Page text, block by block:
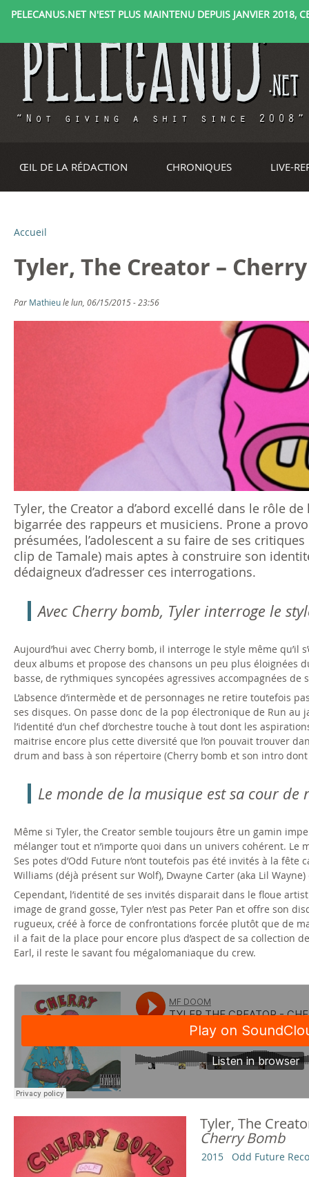
PELECANUS.NET N'EST PLUS MAINTENU DEPUIS JANVIER 2018,
ŒIL DE LA RÉDACTION CHRONIQUES LIVE-
V
o
u
s
c
i
Accueil
Tyler, The Creator –
Par Mathieule lun, 06/15/2015 - 23:56
Tyler, the Creator a d’abord excellé dans le rôle
bigarrée des rappeurs et musiciens. Prone a
présumées, l’adolescent a su faire de ses
clip de Tamale) mais aptes à construire son
dédaigneux d’adresser ces interrogations.
Avec Cherry bomb, Tyler interroge le
Aujourd’hui avec Cherry bomb, il interroge le style même
deux albums et propose des chansons un peu plus éloignées
basse, de rythmiques syncopées agressives accompagnées
L’absence d’intermède et de personnages ne retire toutefois
ses disques. On passe donc de la pop électronique de Run
l’identité d’un chef d’orchestre touche à tout dont les
maitrise encore plus cette diversité que l’on pouvait trouver
drum and bass à son répertoire (Cherry bomb et son intro
Le monde de la musique est sa cour de
Même si Tyler, the Creator semble toujours être un gamin
mélanger tout et n’importe quoi dans un univers cohérent. Le
Ses potes d’Odd Future n’ont toutefois pas été invités à la
Williams (déjà présent sur Wolf), Dwayne Carter (aka Lil
Cependant, l’identité de ses invités disparait dans le floue
image de grand gosse, Tyler n’est pas Peter Pan et offre son
rugueux, créé à force de confrontations forcée plutôt que de
il a fait de la place pour encore plus d’aspect de sa collection
Earl, il reste le savant fou mégalomaniaque du crew.
Tyler, The
Cherry Bomb
2015 Odd Future